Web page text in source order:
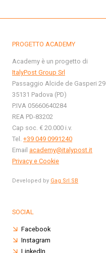
PROGETTO ACADEMY
Academy è un progetto di
ItalyPost Group Srl
Passaggio Alcide de Gasperi 29
35131 Padova (PD)
P.IVA 05660640284
REA PD-83202
Cap soc. € 20.000 i.v.
Tel. +39 049 0991240
Email academy@italypost.it
Privacy e Cookie
Developed by Gag Srl SB
SOCIAL
Facebook
Instagram
LinkedIn